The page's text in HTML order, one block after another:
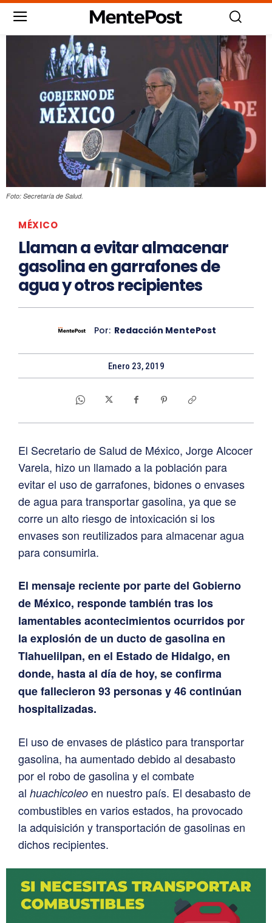
Foto: Secretaría de Salud.
MÉXICO
Llaman a evitar almacenar
gasolina en garrafones de
agua y otros recipientes
Por: Redacción MentePost
Enero 23, 2019
El Secretario de Salud de México, Jorge Alcocer
Varela, hizo un llamado a la población para
evitar el uso de garrafones, bidones o envases
de agua para transportar gasolina, ya que se
corre un alto riesgo de intoxicación si los
envases son reutilizados para almacenar agua
para consumirla.
El mensaje reciente por parte del Gobierno
de México, responde también tras los
lamentables acontecimientos ocurridos por
la explosión de un ducto de gasolina en
Tlahuelilpan, en el Estado de Hidalgo, en
donde, hasta al día de hoy, se confirma
que fallecieron 93 personas y 46 continúan
hospitalizadas.
El uso de envases de plástico para transportar
gasolina, ha aumentado debido al desabasto
por el robo de gasolina y el combate
al huachicoleo en nuestro país. El desabasto de
combustibles en varios estados, ha provocado
la adquisición y transportación de gasolinas en
dichos recipientes.